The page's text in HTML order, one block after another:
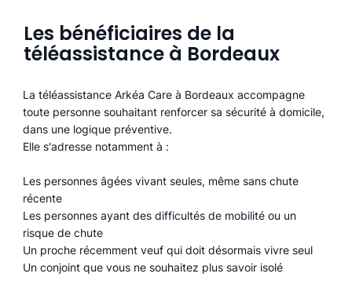
Les bénéficiaires de la
téléassistance à Bordeaux
La téléassistance Arkéa Care à Bordeaux accompagne
toute personne souhaitant renforcer sa sécurité à domicile,
dans une logique préventive.
Elle s'adresse notamment à :
Les personnes âgées vivant seules, même sans chute
récente
Les personnes ayant des difficultés de mobilité ou un
risque de chute
Un proche récemment veuf qui doit désormais vivre seul
Un conjoint que vous ne souhaitez plus savoir isolé